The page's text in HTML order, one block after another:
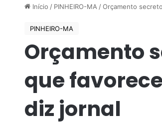
Início / PINHEIRO-MA / Orçamento
PINHEIRO-MA
Orçamento
que
diz jornal